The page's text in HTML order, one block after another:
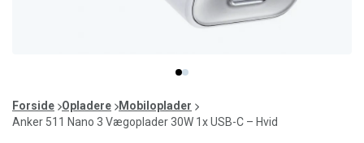
item
0
item
1
of
2
Forside Opladere
Mobiloplader
Anker 511 Nano 3 Vægoplader 30W 1x USB-C – Hvid